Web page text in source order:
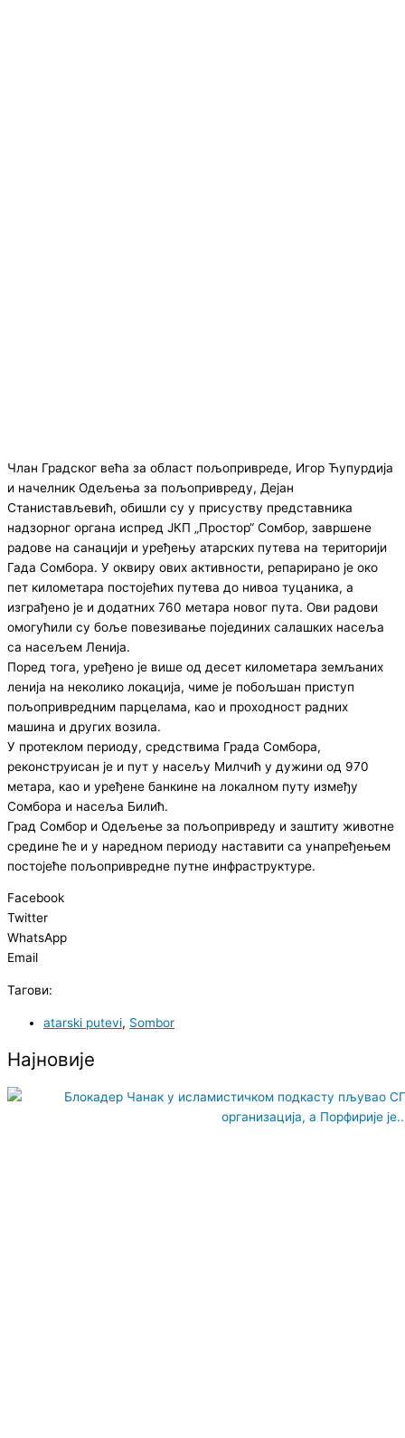
Члан Градског већа за област пољопривреде, Игор Ћупурдија
и начелник Одељења за пољопривреду, Дејан
Станистављевић, обишли су у присуству представника
надзорног органа испред ЈКП „Простор“ Сомбор, завршене
радове на санацији и уређењу атарских путева на територији
Гада Сомбора. У оквиру ових активности, репарирано је око
пет километара постојећих путева до нивоа туцаника, а
изграђено је и додатних 760 метара новог пута. Ови радови
омогућили су боље повезивање појединих салашких насеља
са насељем Ленија.
Поред тога, уређено је више од десет километара земљаних
ленија на неколико локација, чиме је побољшан приступ
пољопривредним парцелама, као и проходност радних
машина и других возила.
У протеклом периоду, средствима Града Сомбора,
реконструисан је и пут у насељу Милчић у дужини од 970
метара, као и уређене банкине на локалном путу између
Сомбора и насеља Билић.
Град Сомбор и Одељење за пољопривреду и заштиту животне
средине ће и у наредном периоду наставити са унапређењем
постојеће пољопривредне путне инфраструктуре.
Facebook
Twitter
WhatsApp
Email
Тагови:
atarski putevi, Sombor
Најновије